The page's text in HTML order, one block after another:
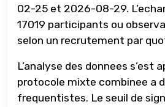
02-25 et 2026-08-29.
17019 participants ou
selon un recrutement par
L’analyse des donnees s’est
protocole mixte combinee a
frequentistes. Le seuil de